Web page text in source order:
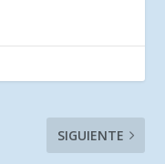
SIGUIENTE